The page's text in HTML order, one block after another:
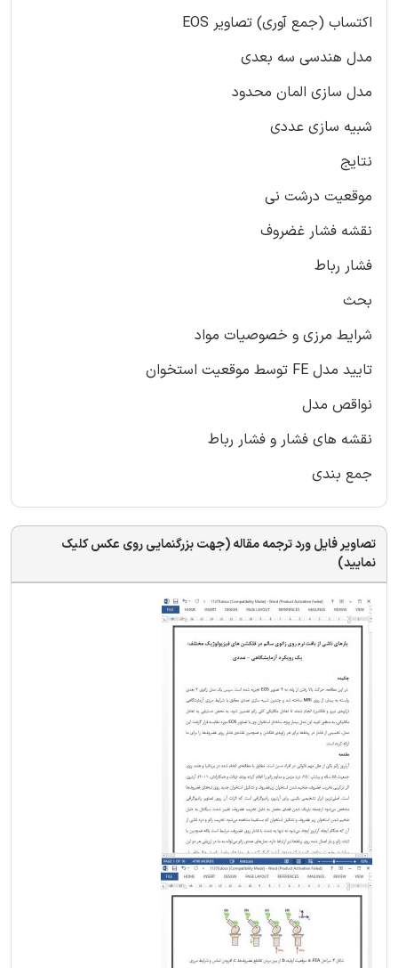
اکتساب (جمع آوری) تصاویر EOS
مدل هندسی سه بعدی
مدل سازی المان محدود
شبیه سازی عددی
نتایج
موقعیت درشت نی
نقشه فشار غضروف
فشار رباط
بحث
شرایط مرزی و خصوصیات مواد
تایید مدل FE توسط موقعیت استخوان
نواقص مدل
نقشه های فشار و فشار رباط
جمع بندی
تصاویر فایل ورد ترجمه مقاله (جهت بزرگنمایی روی عکس کلیک
نمایید)